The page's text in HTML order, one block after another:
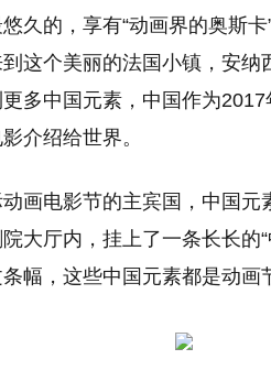
久的，享有“动画界的奥斯
这个美丽的法国小镇，安
多中国元素，中国作为
介绍给世界。
画电影节的主宾国，中国
大厅内，挂上了一条长长的
幅，这些中国元素都是动画